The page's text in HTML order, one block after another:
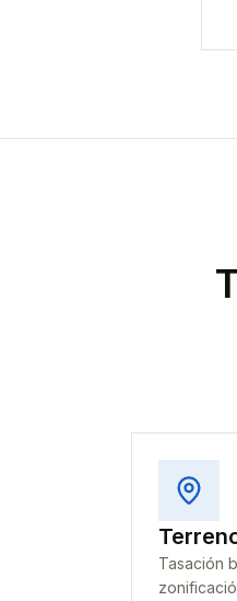
Tasación